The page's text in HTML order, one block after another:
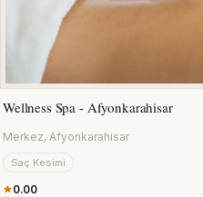
Wellness Spa - Afyonkarahisar
Merkez, Afyonkarahisar
Saç Kesimi
0.00